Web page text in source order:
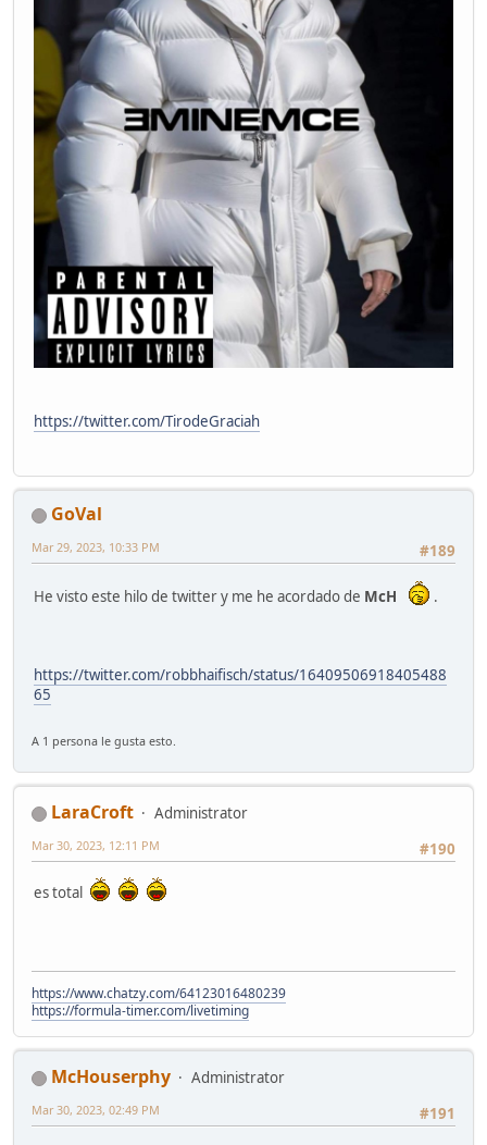
https://twitter.com/TirodeGraciah
GoVal
#189
Mar 29, 2023, 10:33 PM
He visto este hilo de twitter y me he acordado de McH .
https://twitter.com/robbhaifisch/status/16409506918405488
65
A 1 persona le gusta esto.
LaraCroft
Administrator
#190
Mar 30, 2023, 12:11 PM
es total
https://www.chatzy.com/64123016480239
https://formula-timer.com/livetiming
McHouserphy
Administrator
#191
Mar 30, 2023, 02:49 PM